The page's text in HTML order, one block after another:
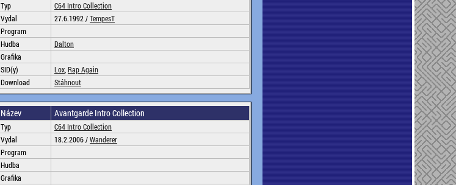
Typ
C64 Intro Collection
Vydal
27.6.1992 /TempesT
Program
Hudba
Dalton
Grafika
SID(y)
Lox Rap Again
Download
Stáhnout
Název Avantgarde Intro Collection
Typ
C64 Intro Collection
Vydal
18.2.2006 /Wanderer
Program
Hudba
Grafika